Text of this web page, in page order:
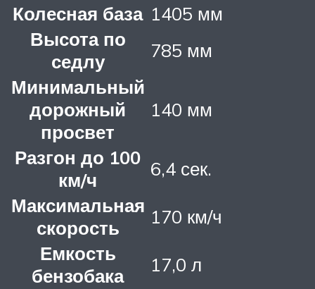
Колесная база 1405 мм
Высота по
седлу
785 мм
Минимальный
дорожный
просвет
140 мм
Разгон до 100
км/ч
6,4 сек.
Максимальная
скорость
170 км/ч
Емкость
бензобака
17,0 л